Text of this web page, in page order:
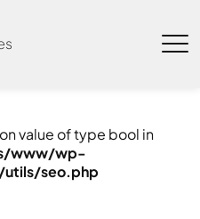
value of type bool in
www/wp-
seo.php